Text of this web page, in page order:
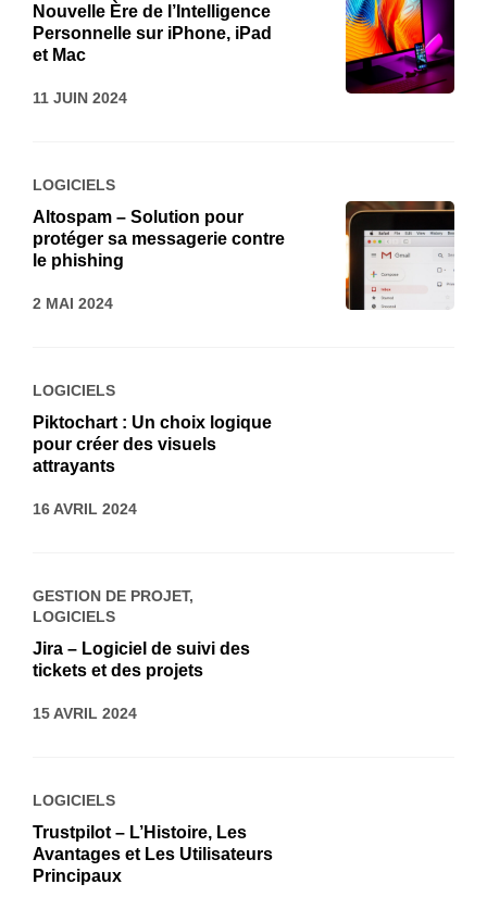
Nouvelle Ère de l’Intelligence
Personnelle sur iPhone, iPad
et Mac
11 JUIN 2024
LOGICIELS
Altospam – Solution pour
protéger sa messagerie contre
le phishing
2 MAI 2024
LOGICIELS
Piktochart : Un choix logique
pour créer des visuels
attrayants
16 AVRIL 2024
GESTION DE PROJET,
LOGICIELS
Jira – Logiciel de suivi des
tickets et des projets
15 AVRIL 2024
LOGICIELS
Trustpilot – L’Histoire, Les
Avantages et Les Utilisateurs
Principaux